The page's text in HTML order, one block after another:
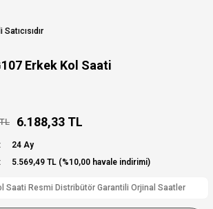
Erkek Kol Saati
6.188,33 TL
24 Ay
5.569,49 TL (%10,00 havale indirimi)
Saati Resmi Distribütör Garantili Orjinal Saatler